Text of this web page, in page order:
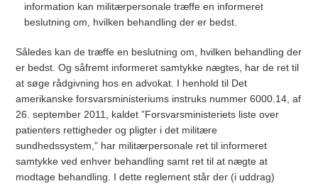
information kan militærpersonale træffe en informeret
beslutning om, hvilken behandling der er bedst.
Således kan de træffe en beslutning om, hvilken behandling der
er bedst. Og såfremt informeret samtykke nægtes, har de ret til
at søge rådgivning hos en advokat. I henhold til Det
amerikanske forsvarsministeriums instruks nummer 6000.14, af
26. september 2011, kaldet ”Forsvarsministeriets liste over
patienters rettigheder og pligter i det militære
sundhedssystem,” har militærpersonale ret til informeret
samtykke ved enhver behandling samt ret til at nægte at
modtage behandling. I dette reglement står der (i uddrag)